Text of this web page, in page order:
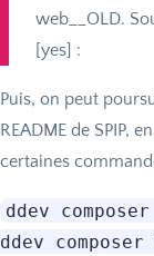
web__OLD.
[yes] :
Puis, on peut
README de SPIP,
certaines
ddev
ddev